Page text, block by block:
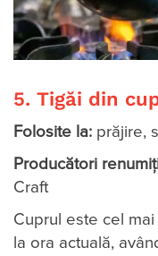
5. Tigăi din
Folosite la: prăjire,
Producători
Craft
Cuprul este cel
la ora actuală,